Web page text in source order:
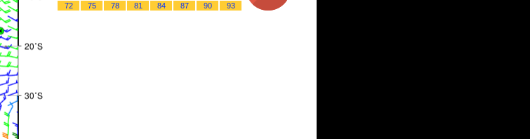
72
75 78 81 84 87 90 93